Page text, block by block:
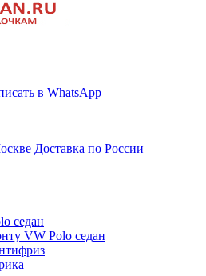
в WhatsApp
Доставка по России
седан
VW Polo седан